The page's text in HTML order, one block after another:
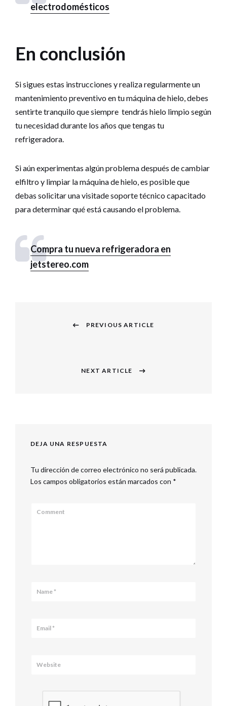
electrodomésticos
En conclusión
Si sigues estas instrucciones y realiza regularmente un
mantenimiento preventivo en tu máquina de hielo, debes
sentirte tranquilo que siempre tendrás hielo limpio según
tu necesidad durante los años que tengas tu
refrigeradora.
Si aún experimentas algún problema después de cambiar
elfiltro y limpiar la máquina de hielo, es posible que
debas solicitar una visitade soporte técnico capacitado
para determinar qué está causando el problema.
Compra tu nueva refrigeradora en
jetstereo.com
PREVIOUS ARTICLE
NEXT ARTICLE
DEJA UNA RESPUESTA
Tu dirección de correo electrónico no será publicada.
Los campos obligatorios están marcados con *